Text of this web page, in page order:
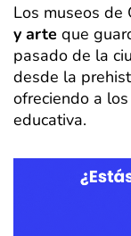
Los museos de
y arte que
pasado de la
desde la
ofreciendo a
educativa.